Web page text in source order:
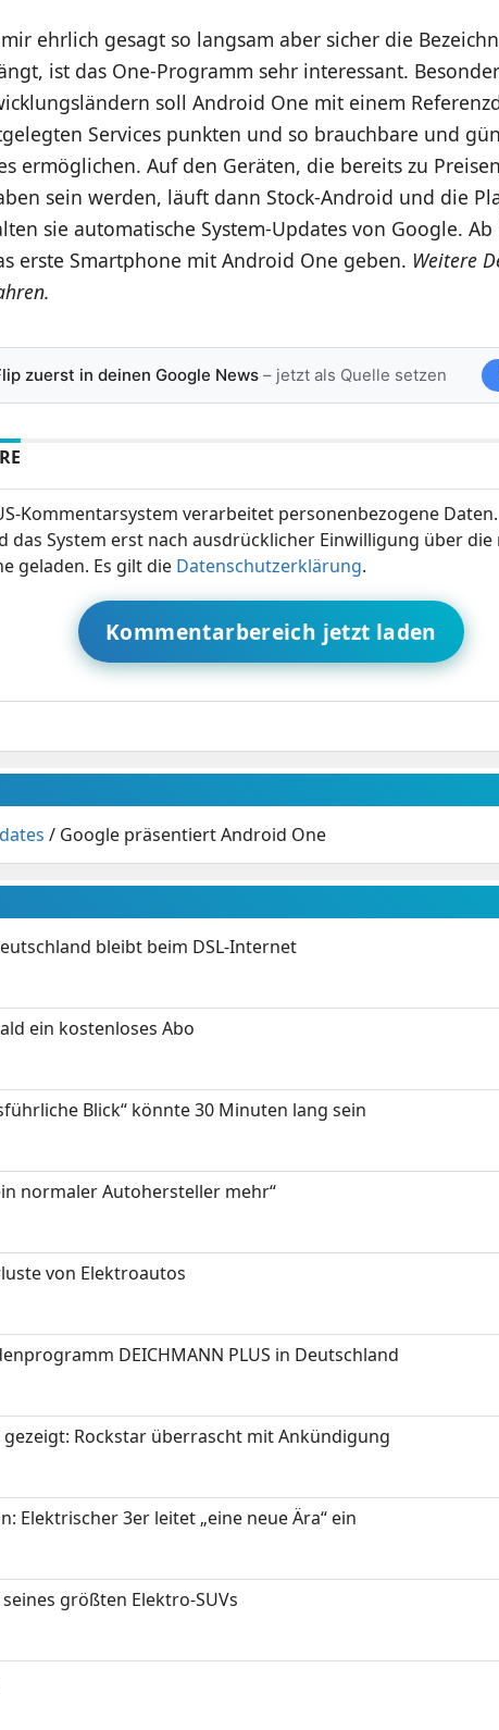
ehrlich gesagt so langsam aber sicher die
ist das One-Programm sehr interessant.
soll Android One mit einem
Services punkten und so brauchbare und
ermöglichen. Auf den Geräten, die bereits zu
sein werden, läuft dann Stock-Android und die
sie automatische System-Updates von Google.
erste Smartphone mit Android One geben. Weitere
zuerst in deinen Google News– jetzt als Quelle setzen
Kommentarsystem verarbeitet personenbezogene
das System erst nach ausdrücklicher Einwilligung über
geladen. Es gilt die Datenschutzerklärung.
Kommentarbereich jetzt laden
/ Google präsentiert Android One
bleibt beim DSL-Internet
ein kostenloses Abo
Blick“ könnte 30 Minuten lang sein
normaler Autohersteller mehr“
von Elektroautos
DEICHMANN PLUS in Deutschland
gezeigt: Rockstar überrascht mit Ankündigung
Elektrischer 3er leitet „eine neue Ära“ ein
größten Elektro-SUVs